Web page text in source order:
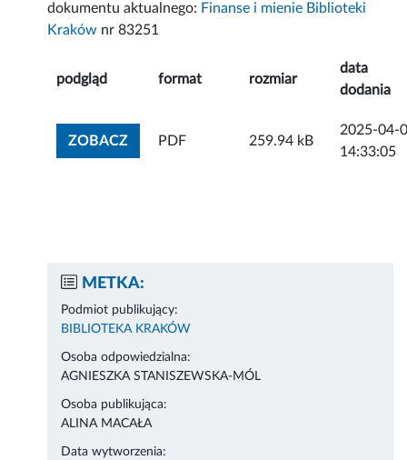
dokumentu aktualnego: Finanse i mienie Biblioteki
Kraków nr 83251
podgląd format rozmiar
data
dodania
ZOBACZZOBACZ ZAŁĄCZNIK
PDF 259.94 kB
2025-04-
14:33:05
METKA:
Podmiot publikujący:
BIBLIOTEKA KRAKÓW
Osoba odpowiedzialna:
AGNIESZKA STANISZEWSKA-MÓL
Osoba publikująca:
ALINA MACAŁA
Data wytworzenia: